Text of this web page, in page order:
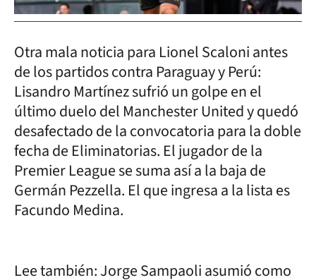
Otra mala noticia para Lionel Scaloni antes
de los partidos contra Paraguay y Perú:
Lisandro Martínez sufrió un golpe en el
último duelo del Manchester United y quedó
desafectado de la convocatoria para la doble
fecha de Eliminatorias. El jugador de la
Premier League se suma así a la baja de
Germán Pezzella. El que ingresa a la lista es
Facundo Medina.
Lee también: Jorge Sampaoli asumió como